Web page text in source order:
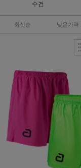
수건
최신순 낮은가격